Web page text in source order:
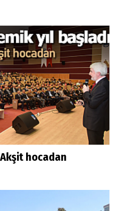
hocadan